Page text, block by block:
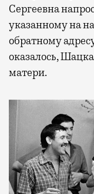
Сергеевна
указанному на
обратному
оказалось,
матери.